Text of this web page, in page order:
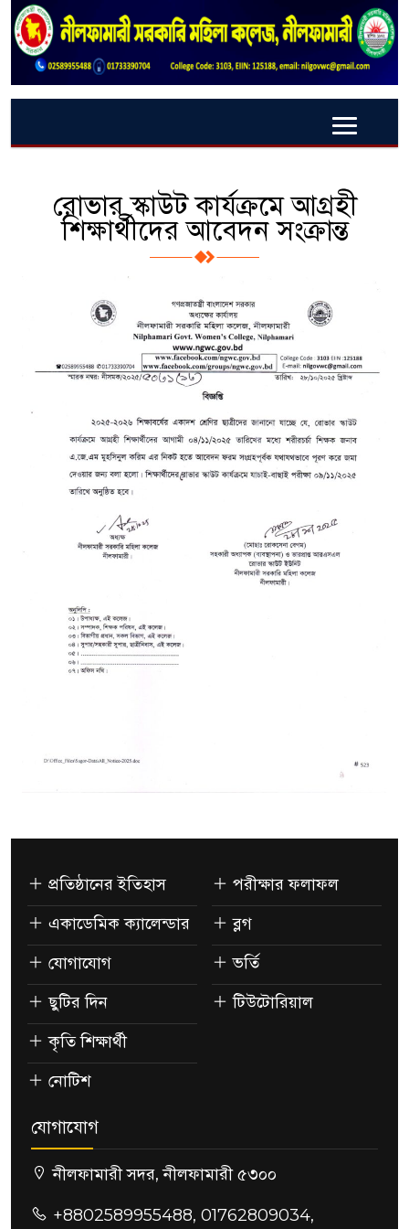
রোভার স্কাউট কার্যক্রমে আগ্রহী
শিক্ষার্থীদের আবেদন সংক্রান্ত
প্রতিষ্ঠানের ইতিহাস
একাডেমিক ক্যালেন্ডার
যোগাযোগ
ছুটির দিন
কৃতি শিক্ষার্থী
নোটিশ
পরীক্ষার ফলাফল
ব্লগ
ভর্তি
টিউটোরিয়াল
যোগাযোগ
নীলফামারী সদর, নীলফামারী ৫৩০০
+8802589955488, 01762809034,